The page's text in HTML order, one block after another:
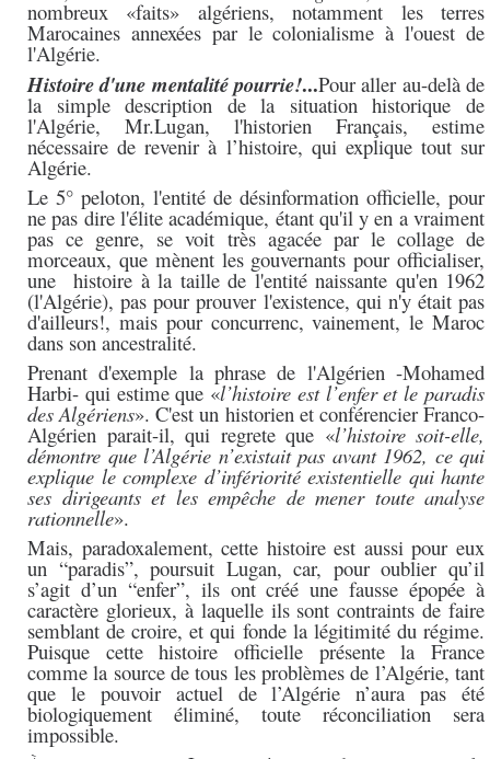
nombreux «faits» algériens, notamment les terres
Marocaines annexées par le colonialisme à l'ouest de
l'Algérie.
Histoire d'une mentalité pourrie!...Pour aller au-delà de
la simple description de la situation historique de
l'Algérie, Mr.Lugan, l'historien Français, estime
nécessaire de revenir à l’histoire, qui explique tout sur
Algérie.
Le 5° peloton, l'entité de désinformation officielle, pour
ne pas dire l'élite académique, étant qu'il y en a vraiment
pas ce genre, se voit très agacée par le collage de
morceaux, que mènent les gouvernants pour officialiser,
une histoire à la taille de l'entité naissante qu'en 1962
(l'Algérie), pas pour prouver l'existence, qui n'y était pas
d'ailleurs!, mais pour concurrenc, vainement, le Maroc
dans son ancestralité.
Prenant d'exemple la phrase de l'Algérien -Mohamed
Harbi- qui estime que «l’histoire est l’enfer et le paradis
des Algériens». C'est un historien et conférencier Franco-
Algérien parait-il, qui regrete que «l’histoire soit-elle,
démontre que l’Algérie n’existait pas avant 1962, ce qui
explique le complexe d’infériorité existentielle qui hante
ses dirigeants et les empêche de mener toute analyse
rationnelle».
Mais, paradoxalement, cette histoire est aussi pour eux
un “paradis”, poursuit Lugan, car, pour oublier qu’il
s’agit d’un “enfer”, ils ont créé une fausse épopée à
caractère glorieux, à laquelle ils sont contraints de faire
semblant de croire, et qui fonde la légitimité du régime.
Puisque cette histoire officielle présente la France
comme la source de tous les problèmes de l’Algérie, tant
que le pouvoir actuel de l’Algérie n’aura pas été
biologiquement éliminé, toute réconciliation sera
impossible.